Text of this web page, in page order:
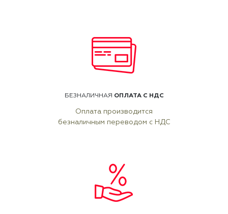
БЕЗНАЛИЧНАЯ ОПЛАТА С НДС
Оплата производится
безналичным переводом с НДС